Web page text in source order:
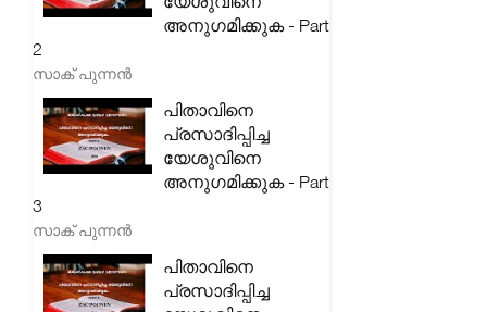
അനുഗമിക്കുക - Part
2
സാക് പുന്നൻ
പിതാവിനെ
പ്രസാദിപ്പിച്ച
യേശുവിനെ
അനുഗമിക്കുക - Part
3
സാക് പുന്നൻ
പിതാവിനെ
പ്രസാദിപ്പിച്ച